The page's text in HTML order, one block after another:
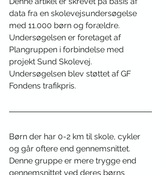
data fra en skolevejsundersøgelse
med 11.000 børn og forældre.
Undersøgelsen er foretaget af
Plangruppen i forbindelse med
projekt Sund Skolevej.
Undersøgelsen blev støttet af GF
Fondens trafikpris.
Børn der har 0-2 km til skole, cykler
og går oftere end gennemsnittet.
Denne gruppe er mere trygge end
gennemsnittet ved deres børns